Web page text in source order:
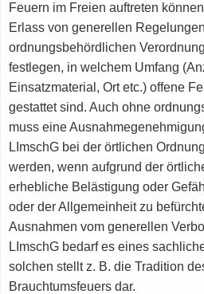
Feuern im Freien auftreten
Erlass von generellen
ordnungsbehördlichen
festlegen, in welchem Umfang
Einsatzmaterial, Ort etc.) offene
gestattet sind. Auch ohne
muss eine
LImschG bei der örtlichen
werden, wenn aufgrund der
erhebliche Belästigung oder
oder der Allgemeinheit zu
Ausnahmen vom generellen
LImschG bedarf es eines
solchen stellt z. B. die Tradition
Brauchtumsfeuers dar.